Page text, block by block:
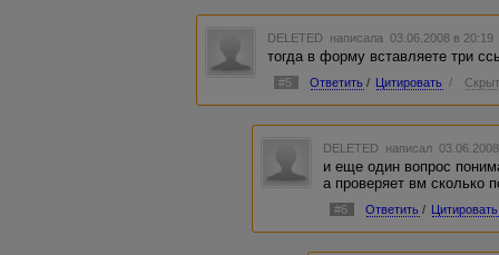
DELETED написала 03.06.2008 в
тогда в форму вставляете три
#5 Ответить / Цитировать /
DELETED написал
и еще один вопрос
а проверяет вм сколько
#6 Ответить / Цитировать